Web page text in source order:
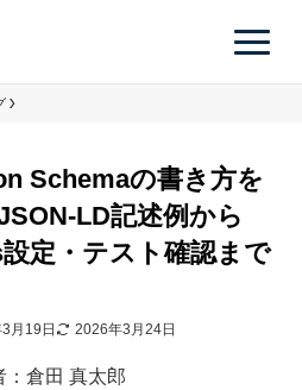
Schemaの書き方を
LD記述例から
定・テスト確認まで
月19日 2026年3月24日
：倉田 真太郎